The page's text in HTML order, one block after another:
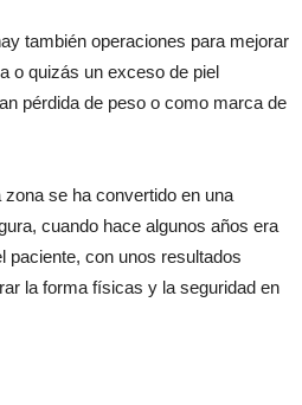
también operaciones para mejorar
o quizás un exceso de piel
pérdida de peso o como marca de
zona se ha convertido en una
cuando hace algunos años era
paciente, con unos resultados
la forma físicas y la seguridad en